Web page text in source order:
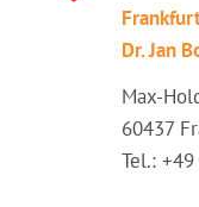
Dr. Jan
Max-
60437
Tel.: